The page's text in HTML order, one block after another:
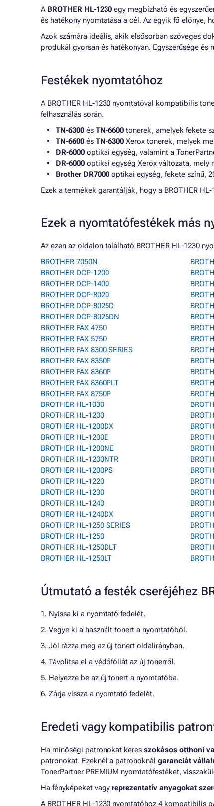
A BROTHER HL-1230 egy megbízható és
és hatékony nyomtatása a cél. Az egyik fő előnye,
Azok számára ideális, akik elsősorban szöveges
produkál gyorsan és hatékonyan. Egyszerűsége
Festékek nyomtatóhoz
A BROTHER HL-1230 nyomtatóval kompatibilis
felhasználás során.
TN-6300 és TN-6600 tonerek, amelyek fekete
TN-6600 és TN-6300 Xerox tonerek, melyek
DR-6000 optikai egység, valamint a
DR-6000 optikai egység Xerox változata, mely
Brother DR7000 optikai egység, fekete színű,
Ezek a termékek garantálják, hogy a BROTHER
Ezek a nyomtatófestékek más
Az ezen az oldalon található BROTHER HL-1230
BROTHER 7050N
BROTHER DCP-1200
BROTHER DCP-1400
BROTHER DCP-8020
BROTHER DCP-8025D
BROTHER DCP-8025DN
BROTHER FAX 4750
BROTHER FAX 5750
BROTHER FAX 8300 SERIES
BROTHER FAX 8350P
BROTHER FAX 8360P
BROTHER FAX 8360PLT
BROTHER FAX 8750P
BROTHER HL-1030
BROTHER HL-1200
BROTHER HL-1200DX
BROTHER HL-1200E
BROTHER HL-1200NE
BROTHER HL-1200NTR
BROTHER HL-1200PS
BROTHER HL-1220
BROTHER HL-1230
BROTHER HL-1240
BROTHER HL-1240DX
BROTHER HL-1250 SERIES
BROTHER HL-1250
BROTHER HL-1250DLT
BROTHER HL-1250LT
Útmutató a festék cseréjéhez
1. Nyissa ki a nyomtató fedelét.
2. Vegye ki a használt tonert a nyomtatóból.
3. Jól rázza meg az új tonert oldalirányban.
4. Távolítsa el a védőfóliát az új tonerről.
5. Helyezze be az új tonert a nyomtatóba.
6. Zárja vissza a nyomtató fedelét.
Eredeti vagy kompatibilis
Ha minőségi patronokat keres szokásos otthoni
patronokat. Ezeknél a patronoknál garanciát
TonerPartner PREMIUM nyomtatófestéket,
Ha fényképeket vagy reprezentatív anyagokat
A BROTHER HL-1230 nyomtatóhoz 4 kompatibilis